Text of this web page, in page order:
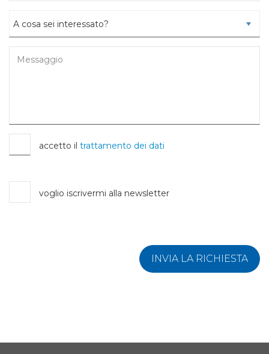
accetto il trattamento dei dati
voglio iscrivermi alla newsletter
INVIA LA RICHIESTA